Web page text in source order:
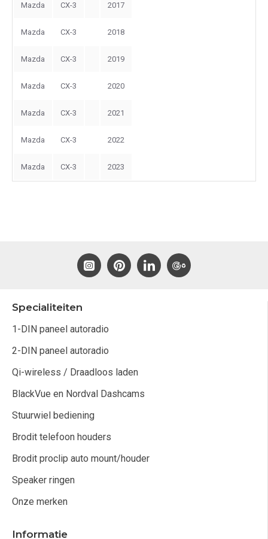
Mazda CX-3 2017
Mazda CX-3 2018
Mazda CX-3 2019
Mazda CX-3 2020
Mazda CX-3 2021
Mazda CX-3 2022
Mazda CX-3 2023
Specialiteiten
1-DIN paneel autoradio
2-DIN paneel autoradio
Qi-wireless / Draadloos laden
BlackVue en Nordval Dashcams
Stuurwiel bediening
Brodit telefoon houders
Brodit proclip auto mount/houder
Speaker ringen
Onze merken
Informatie